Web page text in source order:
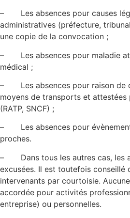
– Les absences pour causes
administratives (préfecture,
une copie de la convocation ;
– Les absences pour maladie
médical ;
– Les absences pour raison de
moyens de transports et
(RATP, SNCF) ;
– Les absences pour
proches.
– Dans tous les autres cas, les
excusées. Il est toutefois conseillé
intervenants par courtoisie.
accordée pour activités
entreprise) ou personnelles.